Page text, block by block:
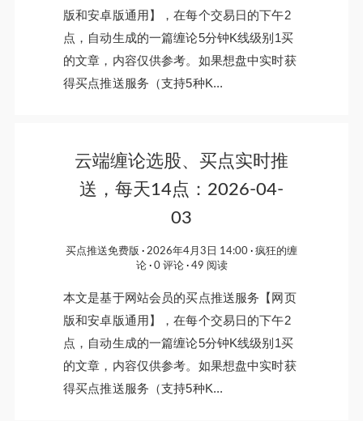
版和安卓版通用】，在每个交易日的下午2
点，自动生成的一篇缠论5分钟K线级别1买
的文章，内容仅供参考。如果想盘中实时获
得买点推送服务（支持5种K...
云端缠论选股、买点实时推
送，每天14点：2026-04-
03
买点推送免费版 2026年4月3日 14:00
疯狂的缠
论
0 评论 49 阅读
本文是基于网站会员的买点推送服务【网页
版和安卓版通用】，在每个交易日的下午2
点，自动生成的一篇缠论5分钟K线级别1买
的文章，内容仅供参考。如果想盘中实时获
得买点推送服务（支持5种K...